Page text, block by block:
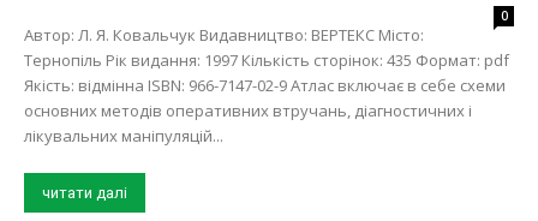
0
Автор: Л. Я. Ковальчук Видавництво: ВЕРТЕКС Місто:
Тернопіль Рік видання: 1997 Кількість сторінок: 435 Формат: pdf
Якість: відмінна ISBN: 966-7147-02-9 Атлас включає в себе схеми
основних методів оперативних втручань, діагностичних і
лікувальних маніпуляцій...
читати далі